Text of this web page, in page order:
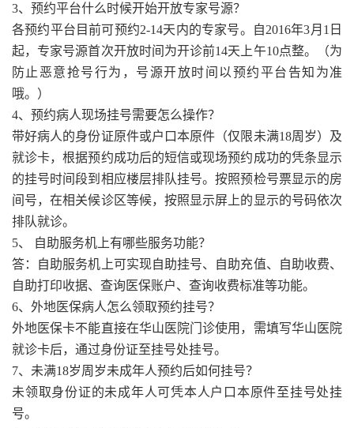
3、预约平台什么时候开始开放专家号源？
各预约平台目前可预约2-14天内的专家号。自2016年3月1日
起，专家号源首次开放时间为开诊前14天上午10点整。（为
防止恶意抢号行为，号源开放时间以预约平台告知为准
哦。）
4、预约病人现场挂号需要怎么操作？
带好病人的身份证原件或户口本原件（仅限未满18周岁）及
就诊卡，根据预约成功后的短信或现场预约成功的凭条显示
的挂号时间段到相应楼层排队挂号。按照预检号票显示的房
间号，在相关候诊区等候，按照显示屏上的显示的号码依次
排队就诊。
5、 自助服务机上有哪些服务功能？
答：自助服务机上可实现自助挂号、自助充值、自助收费、
自助打印收据、查询医保账户、查询收费标准等功能。
6、外地医保病人怎么领取预约挂号？
外地医保卡不能直接在华山医院门诊使用，需填写华山医院
就诊卡后，通过身份证至挂号处挂号。
7、未满18岁周岁未成年人预约后如何挂号？
未领取身份证的未成年人可凭本人户口本原件至挂号处挂
号。